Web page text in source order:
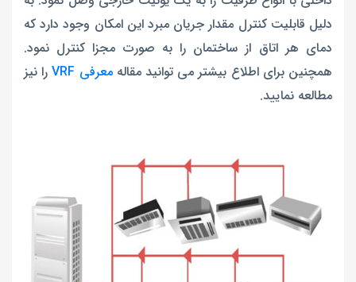
دلیل قابلیت کنترل مقدار جریان مبرد این امکان وجود دارد که
دمای هر اتاق از ساختمان را به صورت مجزا کنترل نمود.
همچنین برای اطلاع بیشتر می توانید مقالهمعرفی VRF
را نیز
مطالعه نمایید.